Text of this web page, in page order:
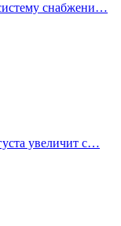
снабжени…
увеличит с…